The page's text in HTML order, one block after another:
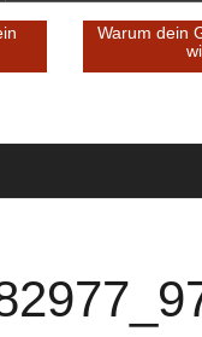
Warum dein